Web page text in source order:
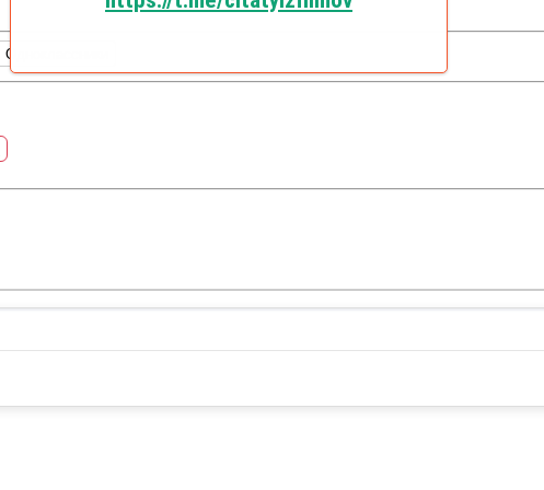
Одноклассники